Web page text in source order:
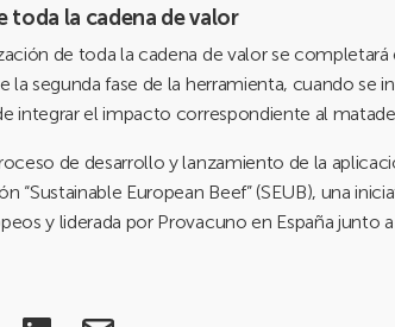
toda la cadena de valor
de toda la cadena de valor se
la segunda fase de la herramienta, cuando se
integrar el impacto correspondiente al
de desarrollo y lanzamiento de la
“Sustainable European Beef” (SEUB), una
y liderada por Provacuno en España junto